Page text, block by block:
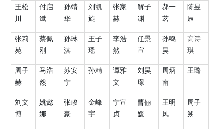
王松
川
付启
斌
孙靖
华
刘凯
旋
张家
赫
解子
渊
郝一
茗
陈昱
辰
张莉
苑
蔡佩
刚
孙琳
淇
王子
瑶
李浩
然
任景
宣
孙鸣
昊
高诗
琪
周子
赫
马浩
然
苏安
宁
孙精
谭雅
文
刘昊
璟
周炳
南
王璐
刘文
博
姚懿
娜
张峻
豪
金峰
宇
宁宣
贞
曹俪
媛
王明
凤
周子
朔